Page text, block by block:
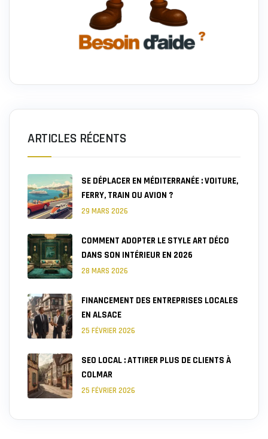
ARTICLES RÉCENTS
SE DÉPLACER EN MÉDITERRANÉE : VOITURE,
FERRY, TRAIN OU AVION ?
29 MARS 2026
COMMENT ADOPTER LE STYLE ART DÉCO
DANS SON INTÉRIEUR EN 2026
28 MARS 2026
FINANCEMENT DES ENTREPRISES LOCALES
EN ALSACE
25 FÉVRIER 2026
SEO LOCAL : ATTIRER PLUS DE CLIENTS À
COLMAR
25 FÉVRIER 2026